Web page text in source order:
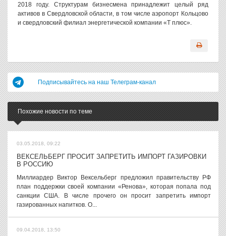
2018 году. Структурам бизнесмена принадлежит целый ряд
активов в Свердловской области, в том числе аэропорт Кольцово
и свердловский филиал энергетической компании «Т плюс».
Подписывайтесь на наш Телеграм-канал
Похожие новости по теме
03.05.2018, 09:22
ВЕКСЕЛЬБЕРГ ПРОСИТ ЗАПРЕТИТЬ ИМПОРТ ГАЗИРОВКИ
В РОССИЮ
Миллиардер Виктор Вексельберг предложил правительству РФ
план поддержки своей компании «Ренова», которая попала под
санкции США. В числе прочего он просит запретить импорт
газированных напитков. О...
09.04.2018, 13:50